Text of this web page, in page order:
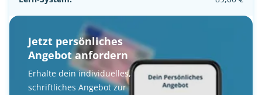
Jetzt persönliches
Angebot anfordern
Erhalte dein individuelles,
schriftliches Angebot zur